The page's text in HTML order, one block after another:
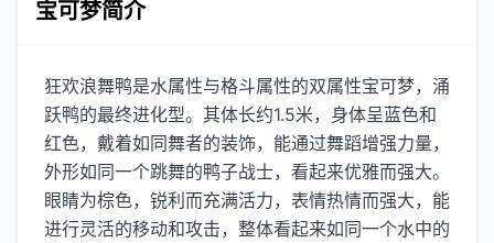
宝可梦简介
狂欢浪舞鸭是水属性与格斗属性的双属性宝可梦，涌
跃鸭的最终进化型。其体长约1.5米，身体呈蓝色和
红色，戴着如同舞者的装饰，能通过舞蹈增强力量，
外形如同一个跳舞的鸭子战士，看起来优雅而强大。
眼睛为棕色，锐利而充满活力，表情热情而强大，能
进行灵活的移动和攻击，整体看起来如同一个水中的